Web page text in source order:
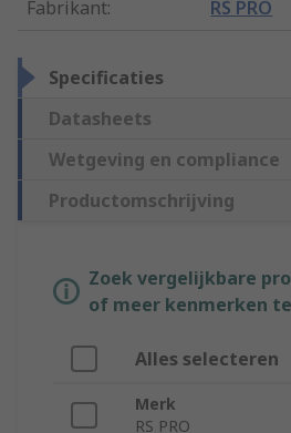
Fabrikant: RS PRO
Specificaties
Datasheets
Wetgeving en compliance
Productomschrijving
Zoek vergelijkbare
of meer kenmerken
Alles selecteren
Merk
RS PRO